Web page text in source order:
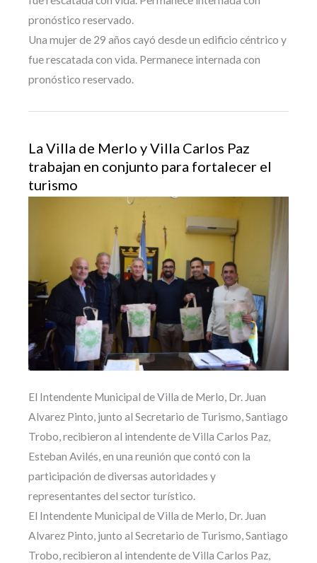
pronóstico reservado.
Una mujer de 29 años cayó desde un edificio céntrico y
fue rescatada con vida. Permanece internada con
pronóstico reservado.
La Villa de Merlo y Villa Carlos Paz
trabajan en conjunto para fortalecer el
turismo
El Intendente Municipal de Villa de Merlo, Dr. Juan
Alvarez Pinto, junto al Secretario de Turismo, Santiago
Trobo, recibieron al intendente de Villa Carlos Paz,
Esteban Avilés, en una reunión que contó con la
participación de diversas autoridades y
representantes del sector turístico.
El Intendente Municipal de Villa de Merlo, Dr. Juan
Alvarez Pinto, junto al Secretario de Turismo, Santiago
Trobo, recibieron al intendente de Villa Carlos Paz,